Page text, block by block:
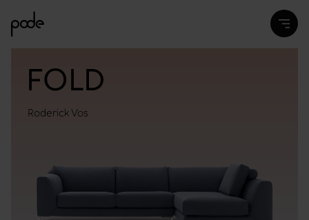
FOLD
Roderick Vos